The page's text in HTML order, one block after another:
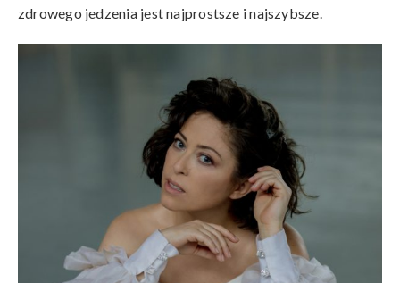
zdrowego jedzenia jest najprostsze i najszybsze.